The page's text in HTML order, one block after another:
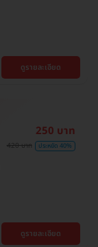
ดูรายละเอียด
250 บาท
420 บาท ประหยัด 40%
ดูรายละเอียด